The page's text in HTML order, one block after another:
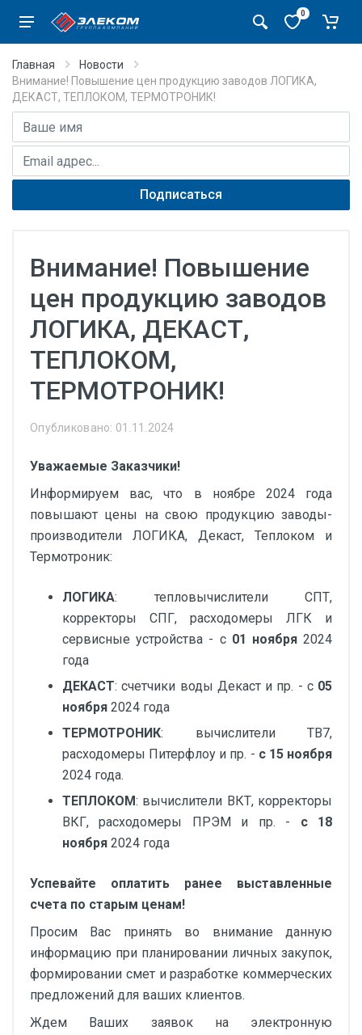
0
Главная
Новости
Внимание! Повышение цен продукцию заводов ЛОГИКА,
ДЕКАСТ, ТЕПЛОКОМ, ТЕРМОТРОНИК!
Имя
E-mail адрес
Подписаться
Внимание! Повышение
цен продукцию заводов
ЛОГИКА, ДЕКАСТ,
ТЕПЛОКОМ,
ТЕРМОТРОНИК!
Опубликовано: 01.11.2024
Уважаемые Заказчики!
Информируем вас, что в ноябре 2024 года
повышают цены на свою продукцию заводы-
производители ЛОГИКА, Декаст, Теплоком и
Термотроник:
ЛОГИКА: тепловычислители СПТ,
корректоры СПГ, расходомеры ЛГК и
сервисные устройства - с 01 ноября2024
года
ДЕКАСТ: счетчики воды Декаст и пр. - с 05
ноября 2024 года
ТЕРМОТРОНИК: вычислители ТВ7,
расходомеры Питерфлоу и пр. - с 15 ноября
2024 года.
ТЕПЛОКОМ: вычислители ВКТ, корректоры
ВКГ, расходомеры ПРЭМ и пр. - с 18
ноября 2024 года
Успевайте оплатить ранее выставленные
счета по старым ценам!
Просим Вас принять во внимание данную
информацию при планировании личных закупок,
формировании смет и разработке коммерческих
предложений для ваших клиентов.
Ждем Ваших заявок на электронную